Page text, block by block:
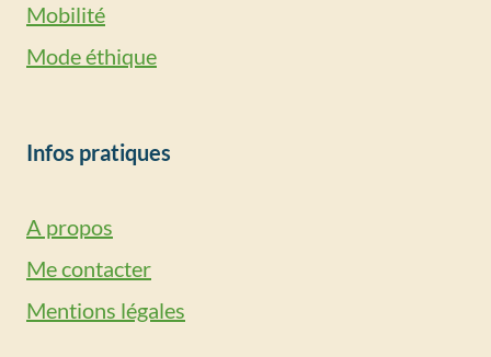
Mobilité
Mode éthique
Infos pratiques
A propos
Me contacter
Mentions légales